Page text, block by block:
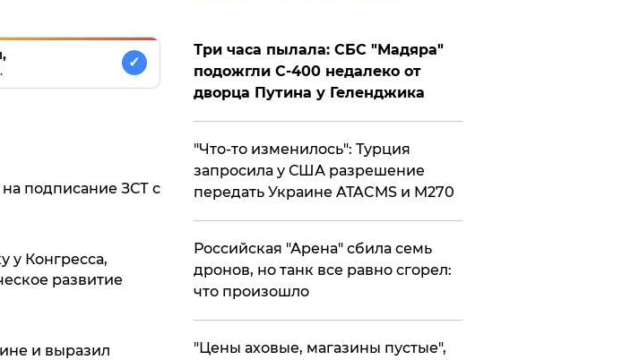
✓
подписание ЗСТ с
у Конгресса,
развитие
и выразил
Три часа пылала: СБС "Мадяра"
подожгли С-400 недалеко от
дворца Путина у Геленджика
​"Что-то изменилось": Турция
запросила у США разрешение
передать Украине ATACMS и M270
​Российская "Арена" сбила семь
дронов, но танк все равно сгорел:
что произошло
​"Цены аховые, магазины пустые",